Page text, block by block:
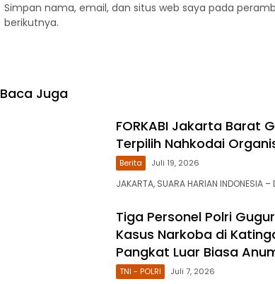
Simpan nama, email, dan situs web saya pada
berikutnya.
Baca Juga
FORKABI Jakarta Barat
Terpilih Nahkodai
Berita Juli 19, 2026
JAKARTA, SUARA HARIAN
Tiga Personel Polri
Kasus Narkoba di
Pangkat Luar Biasa
TNI - POLRI Juli 7, 2026